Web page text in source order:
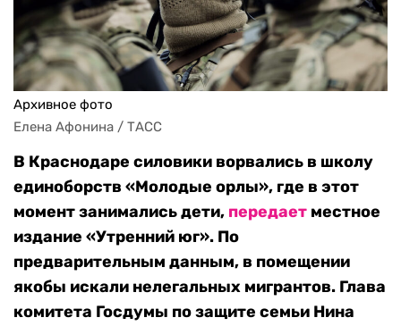
Архивное фото
Елена Афонина / ТАСС
В Краснодаре силовики ворвались в школу
единоборств «Молодые орлы», где в этот
момент занимались дети, передает местное
издание «Утренний юг». По
предварительным данным, в помещении
якобы искали нелегальных мигрантов. Глава
комитета Госдумы по защите семьи Нина